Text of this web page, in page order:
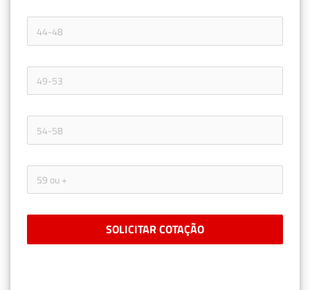
SOLICITAR COTAÇÃO